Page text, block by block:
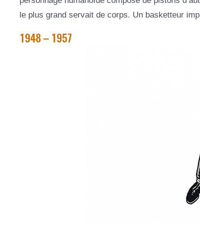
le plus grand servait de corps. Un basketteur
1948 – 1957